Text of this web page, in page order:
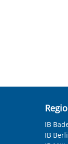
IB
IB